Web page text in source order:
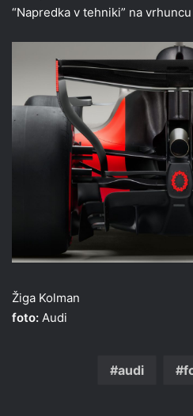
“Napredka v tehniki” na
Žiga Kolman
foto: Audi
audi